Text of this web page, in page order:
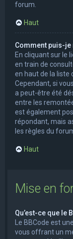
forum.
Haut
Comment puis-
En cliquant sur le
en train de
en haut de la liste
Cependant, si
a peut-être été
entre les
est également
répondant, mais
les règles du
Haut
Mise en
Qu’est-ce que le
Le BBCode est
vous offrant un